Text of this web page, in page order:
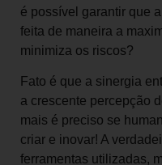
é possível garantir que
feita de maneira a
minimiza os riscos?
Fato é que a sinergia
a crescente percepção
mais é preciso se
criar e inovar! A
ferramentas utilizadas,